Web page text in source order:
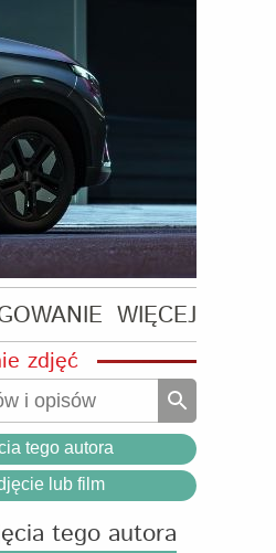
WIĘCEJ
zdjęć
tego autora
lub film
tego autora